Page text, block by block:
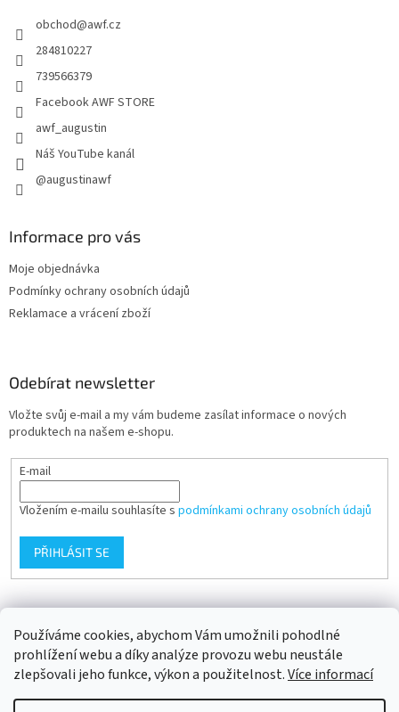
Používáme cookies, abychom Vám umožnili pohodlné
prohlížení webu a díky analýze provozu webu neustále
zlepšovali jeho funkce, výkon a použitelnost.Více informací
obchod@awf.cz
284810227
739566379
Facebook AWF STORE
awf_augustin
Náš YouTube kanál
@augustinawf
Informace pro vás
Moje objednávka
Podmínky ochrany osobních údajů
Reklamace a vrácení zboží
Odebírat newsletter
Vložte svůj e-mail a my vám budeme zasílat informace o nových
produktech na našem e-shopu.
E-mail
Vložením e-mailu souhlasíte s podmínkami ochrany osobních údajů
PŘIHLÁSIT SE